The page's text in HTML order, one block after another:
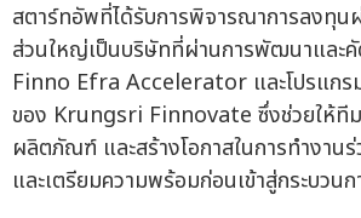
สตาร์ทอัพที่ได้รับการพิจารณาการลงทุน
ส่วนใหญ่เป็นบริษัทที่ผ่านการพัฒนาและคั
Finno Efra Accelerator และโปรแก
ของ Krungsri Finnovate ซึ่งช่วยให้
ผลิตภัณฑ์ และสร้างโอกาสในการทำงาน
และเตรียมความพร้อมก่อนเข้าสู่กระบวน